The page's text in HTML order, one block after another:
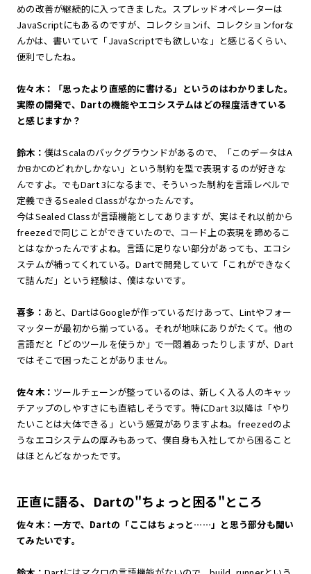
めの改善が継続的に入ってきました。スプレッドオペレーターは
JavaScriptにもあるのですが、コレクションif、コレクションforな
んかは、書いていて「JavaScriptでも欲しいな」と感じるくらい、
便利でしたね。
佐々木：「思ったより直感的に書ける」というのはわかりました。
実際の開発で、Dartの機能やエコシステムはどの程度活きている
と感じますか？
鈴木： 僕はScalaのバックグラウンドがあるので、「このデータはA
かBかCのどれかしかない」という制約を型で表現するのが好きな
んですよ。でもDart 3になるまで、そういった制約を言語レベルで
定義できるSealed Classがなかったんです。
今はSealed Classが言語機能としてありますが、実はそれ以前から
freezedで同じことができていたので、コード上の表現を諦めるこ
とはなかったんですよね。言語に足りない部分があっても、エコシ
ステムが補ってくれている。Dartで開発していて「これができなく
て詰んだ」という経験は、僕はないです。
喜多： あと、DartはGoogleが作っているだけあって、Lintやフォー
マッターが最初から揃っている。それが地味にありがたくて。他の
言語だと「どのツールを使うか」で一悶着あったりしますが、Dart
ではそこで困ったことがありません。
佐々木： ツールチェーンが整っているのは、新しく入る人のキャッ
チアップのしやすさにも直結しそうです。特にDart 3以降は「やり
たいことは大体できる」という感覚がありますよね。freezedのよ
うなエコシステムの厚みもあって、僕自身も入社してから困ること
はほとんどなかったです。
正直に語る、Dartの"ちょっと困る"ところ
佐々木：一方で、Dartの「ここはちょっと……」と思う部分も聞い
てみたいです。